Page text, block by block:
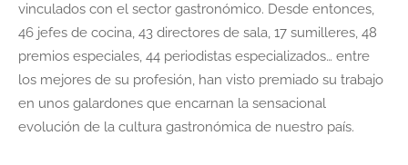
vinculados con el sector gastronómico. Desde entonces,
46 jefes de cocina, 43 directores de sala, 17 sumilleres, 48
premios especiales, 44 periodistas especializados… entre
los mejores de su profesión, han visto premiado su trabajo
en unos galardones que encarnan la sensacional
evolución de la cultura gastronómica de nuestro país.